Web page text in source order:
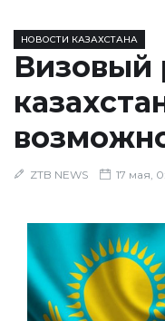
НОВОСТИ КАЗАХСТАНА
Визовый
ZTB NEWS 17 мая,